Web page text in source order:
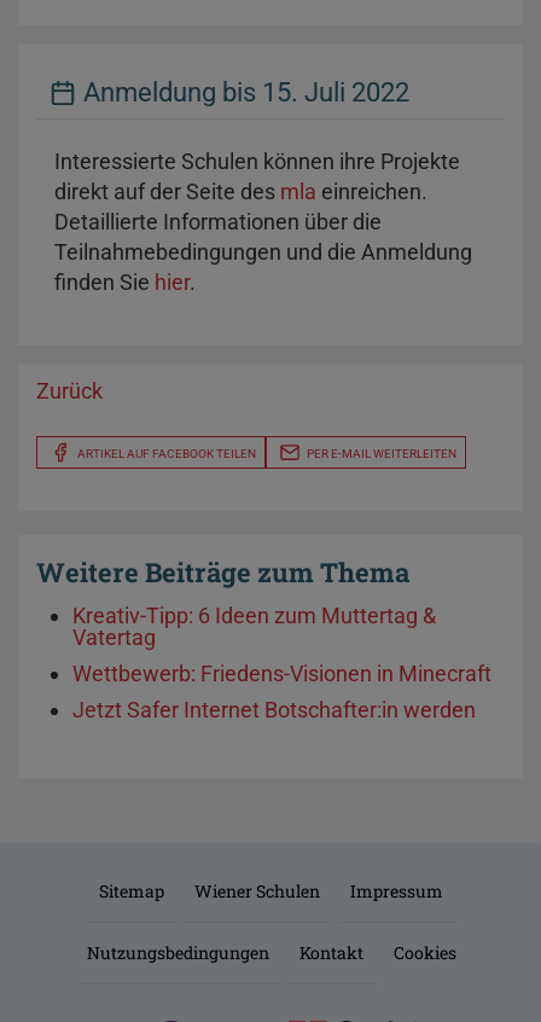
Anmeldung bis 15. Juli 2022
Interessierte Schulen können ihre Projekte
direkt auf der Seite des mla einreichen.
Detaillierte Informationen über die
Teilnahmebedingungen und die Anmeldung
finden Sie hier.
Zurück
ARTIKEL AUF FACEBOOK TEILEN PER E-MAIL WEITERLEITEN
Weitere Beiträge zum Thema
Kreativ-Tipp: 6 Ideen zum Muttertag &
Vatertag
Wettbewerb: Friedens-Visionen in Minecraft
Jetzt Safer Internet Botschafter:in werden
Sitemap Wiener Schulen Impressum
Nutzungsbedingungen Kontakt Cookies